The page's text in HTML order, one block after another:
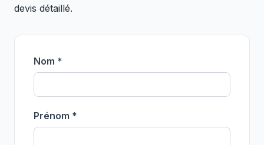
devis détaillé.
Nom *
Prénom *